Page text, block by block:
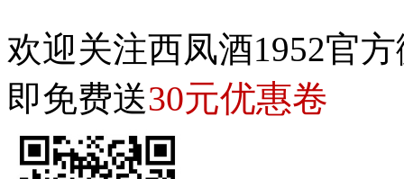
欢迎关注西凤酒1952官
即免费送30元优惠卷